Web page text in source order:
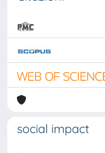
social impact